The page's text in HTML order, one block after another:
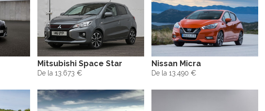
Mitsubishi Space Star
De la 13.673 €
Nissan Micra
De la 13.490 €